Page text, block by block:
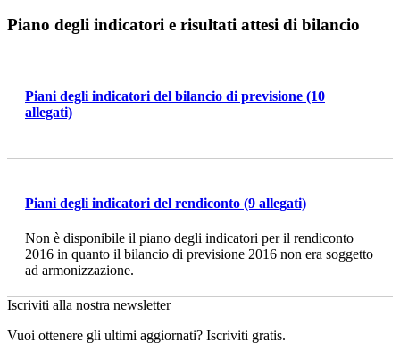
Piano degli indicatori e risultati attesi di bilancio
Piani degli indicatori del bilancio di previsione (10
allegati)
Piani degli indicatori del rendiconto (9 allegati)
Non è disponibile il piano degli indicatori per il rendiconto
2016 in quanto il bilancio di previsione 2016 non era soggetto
ad armonizzazione.
Iscriviti alla nostra newsletter
Vuoi ottenere gli ultimi aggiornati? Iscriviti gratis.